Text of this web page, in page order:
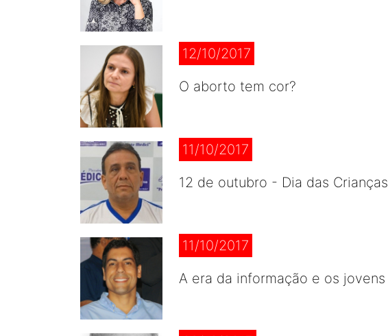
12/10/2017
O aborto tem cor?
11/10/2017
12 de outubro - Dia das Crianças
11/10/2017
A era da informação e os jovens